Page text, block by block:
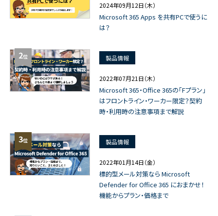
2024年09月12日（木）
Microsoft 365 Apps を共有PCで使うに
は？
2位 製品情報
2022年07月21日（木）
Microsoft 365・Office 365の「Fプラン」
はフロントライン・ワーカー限定？契約
時・利用時の注意事項まで解説
3位 製品情報
2022年01月14日（金）
標的型メール対策なら Microsoft
Defender for Office 365 におまかせ！
機能からプラン・価格まで